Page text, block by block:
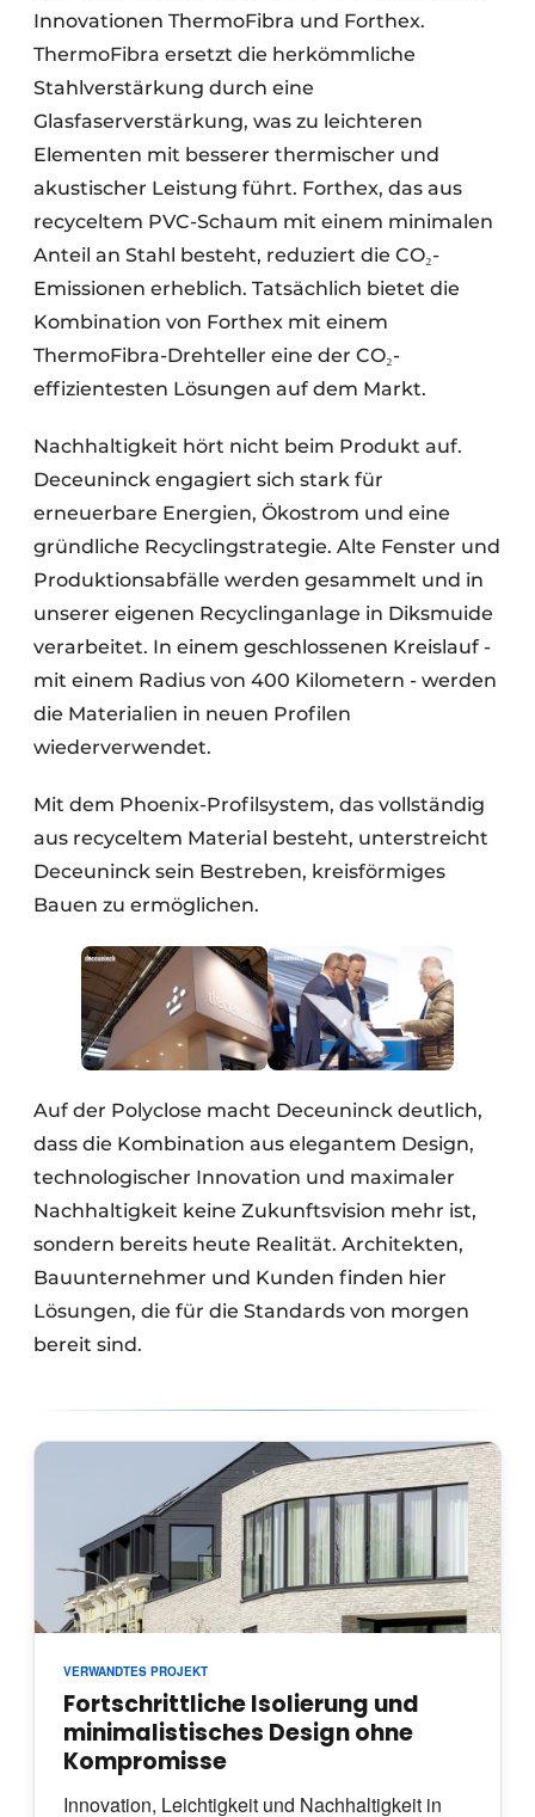
Innovationen ThermoFibra und Forthex.
ThermoFibra ersetzt die herkömmliche
Stahlverstärkung durch eine
Glasfaserverstärkung, was zu leichteren
Elementen mit besserer thermischer und
akustischer Leistung führt. Forthex, das aus
recyceltem PVC-Schaum mit einem minimalen
Anteil an Stahl besteht, reduziert die CO₂-
Emissionen erheblich. Tatsächlich bietet die
Kombination von Forthex mit einem
ThermoFibra-Drehteller eine der CO₂-
effizientesten Lösungen auf dem Markt.
Nachhaltigkeit hört nicht beim Produkt auf.
Deceuninck engagiert sich stark für
erneuerbare Energien, Ökostrom und eine
gründliche Recyclingstrategie. Alte Fenster und
Produktionsabfälle werden gesammelt und in
unserer eigenen Recyclinganlage in Diksmuide
verarbeitet. In einem geschlossenen Kreislauf -
mit einem Radius von 400 Kilometern - werden
die Materialien in neuen Profilen
wiederverwendet.
Mit dem Phoenix-Profilsystem, das vollständig
aus recyceltem Material besteht, unterstreicht
Deceuninck sein Bestreben, kreisförmiges
Bauen zu ermöglichen.
Auf der Polyclose macht Deceuninck deutlich,
dass die Kombination aus elegantem Design,
technologischer Innovation und maximaler
Nachhaltigkeit keine Zukunftsvision mehr ist,
sondern bereits heute Realität. Architekten,
Bauunternehmer und Kunden finden hier
Lösungen, die für die Standards von morgen
bereit sind.
VERWANDTES PROJEKT
Fortschrittliche Isolierung und
minimalistisches Design ohne
Kompromisse
Innovation, Leichtigkeit und Nachhaltigkeit in